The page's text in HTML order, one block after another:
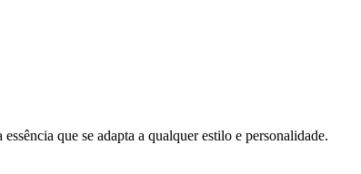
que se adapta a qualquer estilo e personalidade.